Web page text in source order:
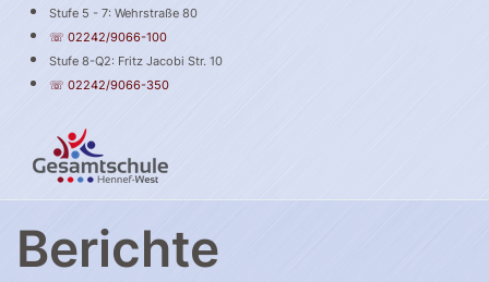
Stufe 5 - 7: Wehrstraße 80
☏ 02242/9066-100
Stufe 8-Q2: Fritz Jacobi Str. 10
☏ 02242/9066-350
Berichte